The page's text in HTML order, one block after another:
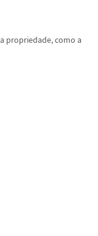
propriedade, como a